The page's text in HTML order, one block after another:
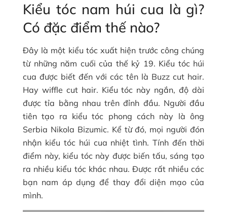
Kiểu tóc nam húi cua là gì?
Có đặc điểm thế nào?
Đây là một kiểu tóc xuất hiện trước công chúng
từ những năm cuối của thế kỷ 19. Kiểu tóc húi
cua được biết đến với các tên là Buzz cut hair.
Hay wiffle cut hair. Kiểu tóc này ngắn, độ dài
được tỉa bằng nhau trên đỉnh đầu. Người đầu
tiên tạo ra kiểu tóc phong cách này là ông
Serbia Nikola Bizumic. Kể từ đó, mọi người đón
nhận kiểu tóc húi cua nhiệt tình. Tính đến thời
điểm này, kiểu tóc này được biến tấu, sáng tạo
ra nhiều kiểu tóc khác nhau. Được rất nhiều các
bạn nam áp dụng để thay đổi diện mạo của
mình.